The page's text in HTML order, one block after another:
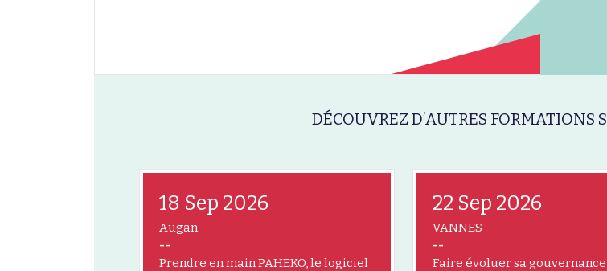
DÉCOUVREZ D’AUTRES FORMATIONS
18 Sep 2026
Augan
--
Prendre en main PAHEKO, le logiciel
22 Sep 2026
VANNES
--
Faire évoluer sa gouvernance